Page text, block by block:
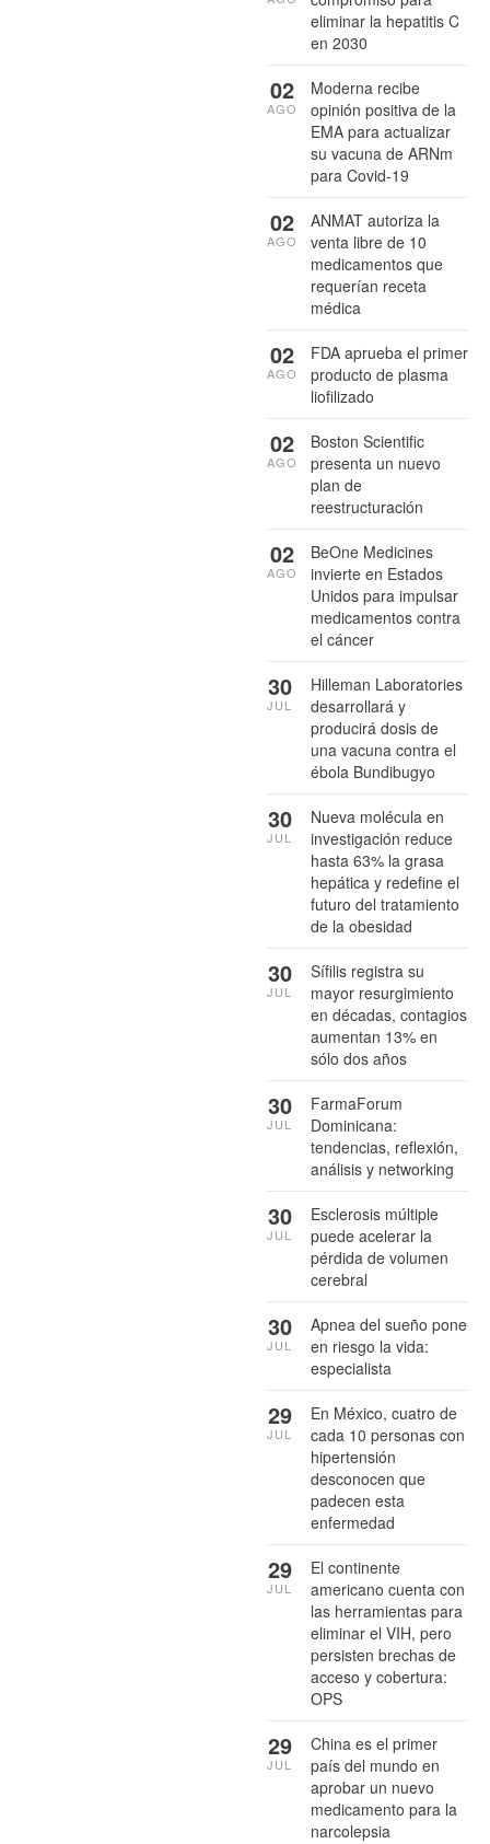
eliminar la hepatitis C
en 2030
Moderna recibe
opinión positiva de la
EMA para actualizar
su vacuna de ARNm
para Covid-19
02
AGO
ANMAT autoriza la
venta libre de 10
medicamentos que
requerían receta
médica
02
AGO
FDA aprueba el primer
producto de plasma
liofilizado
02
AGO
Boston Scientific
presenta un nuevo
plan de
reestructuración
02
AGO
BeOne Medicines
invierte en Estados
Unidos para impulsar
medicamentos contra
el cáncer
02
AGO
Hilleman Laboratories
desarrollará y
producirá dosis de
una vacuna contra el
ébola Bundibugyo
30
JUL
Nueva molécula en
investigación reduce
hasta 63% la grasa
hepática y redefine el
futuro del tratamiento
de la obesidad
30
JUL
Sífilis registra su
mayor resurgimiento
en décadas, contagios
aumentan 13% en
sólo dos años
30
JUL
FarmaForum
Dominicana:
tendencias, reflexión,
análisis y networking
30
JUL
Esclerosis múltiple
puede acelerar la
pérdida de volumen
cerebral
30
JUL
Apnea del sueño pone
en riesgo la vida:
especialista
30
JUL
En México, cuatro de
cada 10 personas con
hipertensión
desconocen que
padecen esta
enfermedad
29
JUL
El continente
americano cuenta con
las herramientas para
eliminar el VIH, pero
persisten brechas de
acceso y cobertura:
OPS
29
JUL
China es el primer
país del mundo en
aprobar un nuevo
medicamento para la
narcolepsia
29
JUL